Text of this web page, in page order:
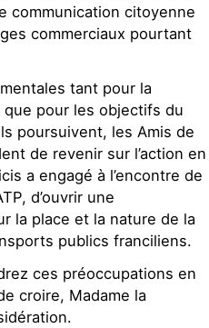
communication citoyenne
commerciaux pourtant
tant pour la
pour les objectifs du
poursuivent, les Amis de
de revenir sur l’action en
a engagé à l’encontre de
d’ouvrir une
la place et la nature de la
publics franciliens.
ces préoccupations en
croire, Madame la